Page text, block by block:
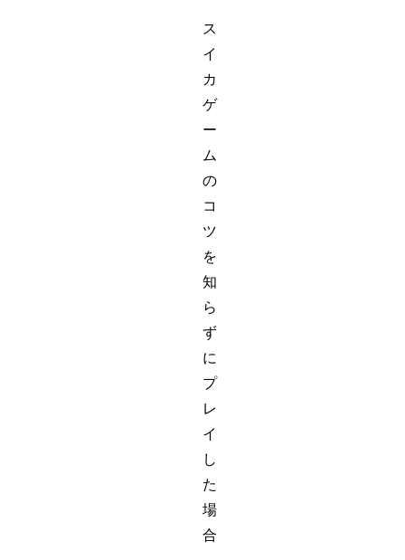
ス
イ
カ
ゲ
ー
ム
の
コ
ツ
を
知
ら
ず
に
プ
レ
イ
し
た
場
合